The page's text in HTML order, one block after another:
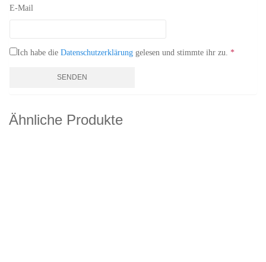
E-Mail
Ich habe die Datenschutzerklärung gelesen und stimmte ihr zu. *
Ähnliche Produkte